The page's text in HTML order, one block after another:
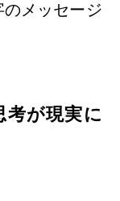
のメッセージ
考が現実に